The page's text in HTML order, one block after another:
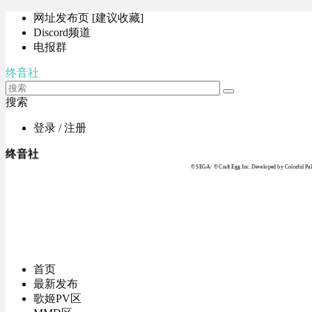
网址发布页 [建议收藏]
Discord频道
电报群
终音社
搜索
登录 / 注册
终音社
© SEGA / © Craft Egg Inc. Developed by Colorful
首页
最新发布
歌姬PV区